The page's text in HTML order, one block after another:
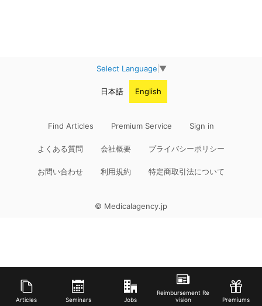
Articles Seminars Jobs
Reimbursement Re
vision
Premiums
Select Language ▼
日本語 English
Find Articles Premium Service Sign in
よくある質問 会社概要 プライバシーポリシー
お問い合わせ 利用規約 特定商取引法について
© Medicalagency.jp